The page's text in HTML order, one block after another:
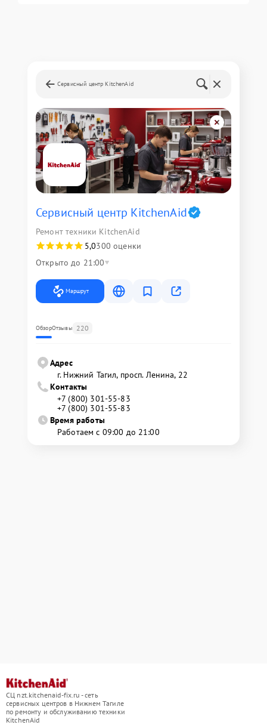
Сервисный центр KitchenAid
Сервисный центр KitchenAid
Ремонт техники KitchenAid
5,0300 оценки
Открыто до 21:00
Маршрут
ОбзорОтзывы 220
Адрес
г. Нижний Тагил, просп. Ленина, 22
Контакты
+7 (800) 301-55-83
+7 (800) 301-55-83
Время работы
Работаем с 09:00 до 21:00
СЦ nzt.kitchenaid-fix.ru - сеть
сервисных центров в Нижнем Тагиле
по ремонту и обслуживанию техники
KitchenAid